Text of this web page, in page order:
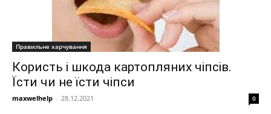
Правильне харчування
Користь і шкода картопляних чіпсів.
Їсти чи не їсти чіпси
maxwelhelp - 28.12.2021 0